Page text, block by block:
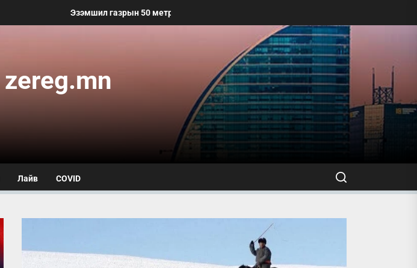
Эзэмшил газрын 50 метр хүртэлх талбайг угааж, өнгө үзэмжийг сайжруулахыг уриалжээ
zereg.mn
Лайв COVID